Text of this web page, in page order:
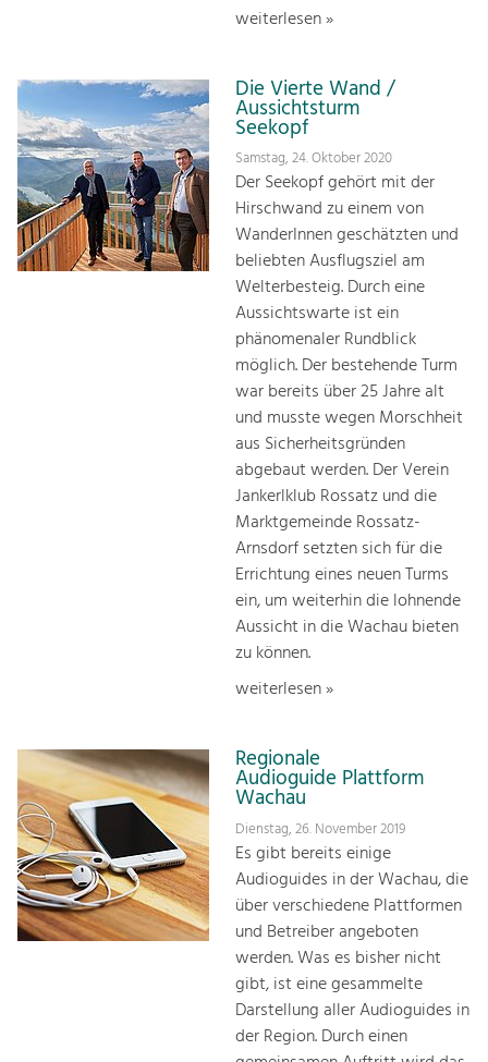
weiterlesen »
Die Vierte Wand /
Aussichtsturm
Seekopf
Samstag, 24. Oktober 2020
Der Seekopf gehört mit der
Hirschwand zu einem von
WanderInnen geschätzten und
beliebten Ausflugsziel am
Welterbesteig. Durch eine
Aussichtswarte ist ein
phänomenaler Rundblick
möglich. Der bestehende Turm
war bereits über 25 Jahre alt
und musste wegen Morschheit
aus Sicherheitsgründen
abgebaut werden. Der Verein
Jankerlklub Rossatz und die
Marktgemeinde Rossatz-
Arnsdorf setzten sich für die
Errichtung eines neuen Turms
ein, um weiterhin die lohnende
Aussicht in die Wachau bieten
zu können.
weiterlesen »
Regionale
Audioguide Plattform
Wachau
Dienstag, 26. November 2019
Es gibt bereits einige
Audioguides in der Wachau, die
über verschiedene Plattformen
und Betreiber angeboten
werden. Was es bisher nicht
gibt, ist eine gesammelte
Darstellung aller Audioguides in
der Region. Durch einen